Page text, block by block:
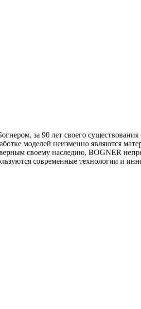
за 90 лет своего
моделей неизменно являются
своему наследию, BOGNER
современные технологии и